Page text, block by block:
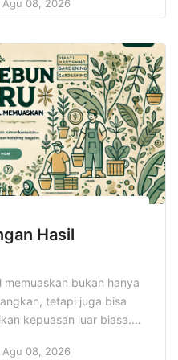
lainnya. Oleh
tetap sehat dan
kuat […]
Agu 08, 2026
Hasil
bukan hanya
tetapi juga bisa
kepuasan luar biasa.
kepuasan akan
Agu 08, 2026